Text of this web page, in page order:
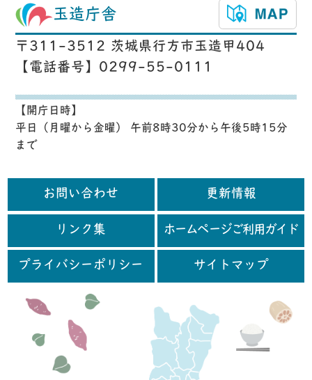
玉造庁舎
〒311-3512 茨城県行方市玉造甲404
【電話番号】0299-55-0111
【開庁日時】
平日（月曜から金曜） 午前8時30分から午後5時15分
まで
お問い合わせ 更新情報
リンク集 ホームページご利用ガイド
プライバシーポリシー サイトマップ